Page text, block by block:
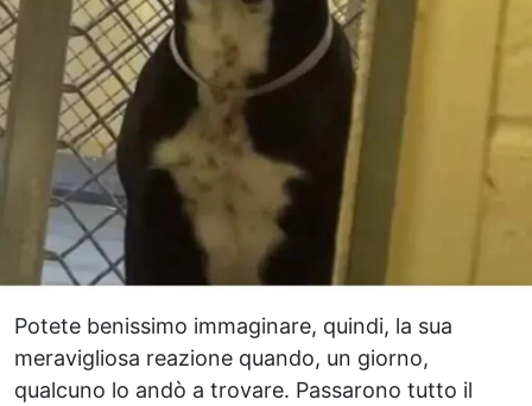
Potete benissimo immaginare, quindi, la sua
meravigliosa reazione quando, un giorno,
qualcuno lo andò a trovare. Passarono tutto il